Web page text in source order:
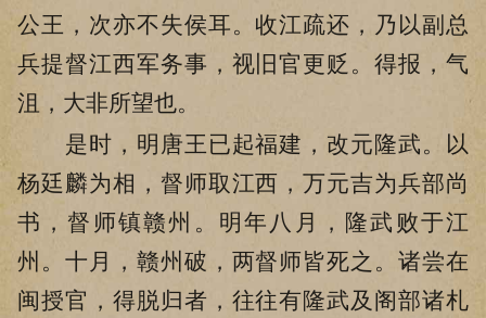
公王，次亦不失侯耳。收江疏还，乃以副总
兵提督江西军务事，视旧官更贬。得报，气
沮，大非所望也。
是时，明唐王已起福建，改元隆武。以
杨廷麟为相，督师取江西，万元吉为兵部尚
书，督师镇赣州。明年八月，隆武败于江
州。十月，赣州破，两督师皆死之。诸尝在
闽授官，得脱归者，往往有隆武及阁部诸札